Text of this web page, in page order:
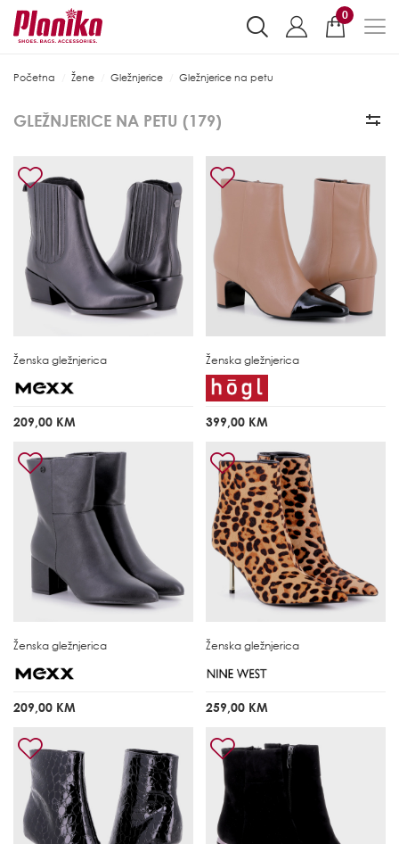
0
Početna Žene Gležnjerice Gležnjerice na petu
GLEŽNJERICE NA PETU (179)
Ženska gležnjerica
209,00 KM
Ženska gležnjerica
399,00 KM
Ženska gležnjerica
209,00 KM
Ženska gležnjerica
259,00 KM